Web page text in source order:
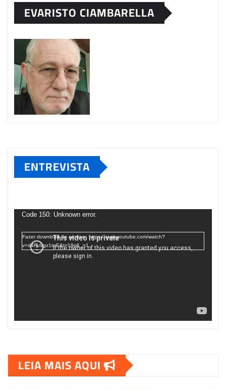
EVARISTO CIAMBARELLA
ENTREVISTA
deCode 150: Unknown error.
Fazer download do arquivo: https://www.youtube.com/watch?
v=d4Fu9gz1tqE&t=19s&_=1
LEIA MAIS AQUI